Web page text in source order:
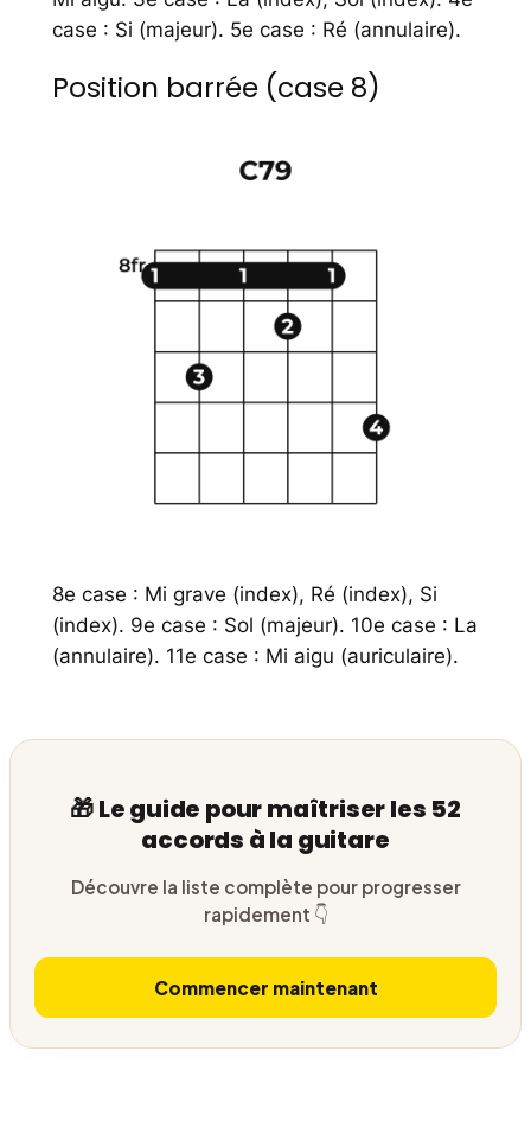
case : Si (majeur). 5e case : Ré (annulaire).
Position barrée (case 8)
8e case : Mi grave (index), Ré (index), Si
(index). 9e case : Sol (majeur). 10e case : La
(annulaire). 11e case : Mi aigu (auriculaire).
🎁 Le guide pour maîtriser les 52
accords à la guitare
Découvre la liste complète pour progresser
rapidement 👇
Commencer maintenant